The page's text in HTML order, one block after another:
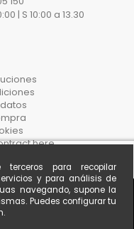
para recopilar
y para análisis de
navegando, supone la
Puedes configurar tu
| S 10:00 a 13.30
here